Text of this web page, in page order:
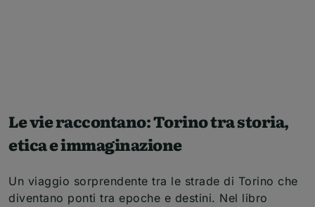
Le vie raccontano: Torino tra storia,
etica e immaginazione
Un viaggio sorprendente tra le strade di Torino che
diventano ponti tra epoche e destini. Nel libro